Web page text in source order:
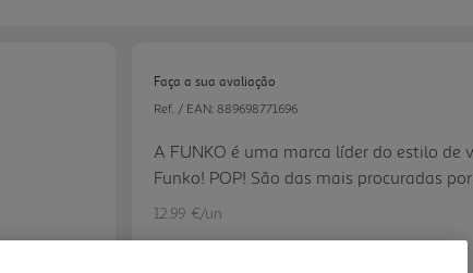
Faça a sua avaliação
Ref. / EAN: 889698771696
A FUNKO é uma marca líder do estilo de
Funko! POP! São das mais procuradas
verdadeiramente apaixonante, ficam
12.99 €/un